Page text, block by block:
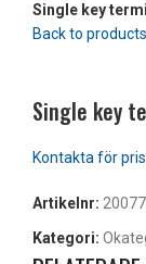
Single key
Back to products
Single key
Artikelnr:
Kategori: